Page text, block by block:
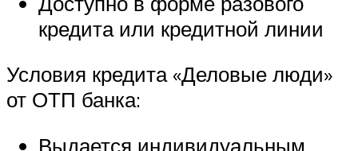
кредита или кредитной линии
Условия кредита «Деловые люди»
от ОТП банка:
Выдается индивидуальным